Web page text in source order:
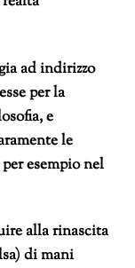
ad indirizzo
per la
e
le
esempio nel
alla rinascita
di mani